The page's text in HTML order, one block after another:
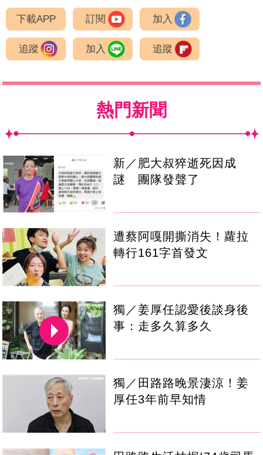
下載APP 訂閱 加入
追蹤 加入 追蹤
熱門新聞
新／肥大叔猝逝死因成
謎 團隊發聲了
遭蔡阿嘎開撕消失！蘿拉
轉行161字首發文
獨／姜厚任認愛後談身後
事：走多久算多久
獨／田路路晚景淒涼！姜
厚任3年前早知情